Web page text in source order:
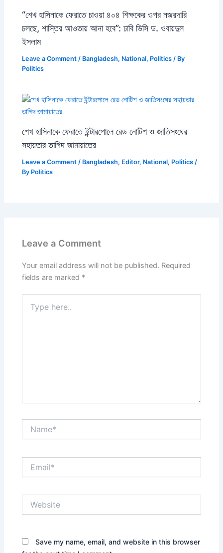
“শেখ হাসিনাকে ফেরাতে চাওয়া ৪০৪ শিক্ষকের ওপর নজরদারি
চলছে, শাস্তির আওতায় আনা হবে”: ঢাবি ভিসি ড. ওবায়দুল
ইসলাম
Leave a Comment / Bangladesh, National, Politics / By
Politics
শেখ হাসিনাকে ফেরাতে ইন্টারপোলে রেড নোটিশ ও জাতিসংঘের
সহায়তার তাগিদ জামায়াতের
Leave a Comment / Bangladesh, Editor, National, Politics /
By Politics
Leave a Comment
Your email address will not be published. Required
fields are marked *
here..
Save my name, email, and website in this browser